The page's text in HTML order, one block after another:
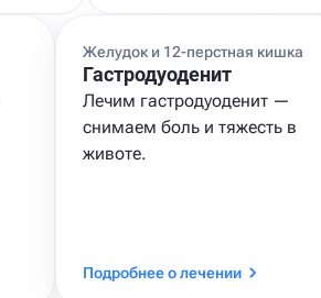
Желудок и 12-перстная кишка
Гастродуоденит
Лечим гастродуоденит —
снимаем боль и тяжесть в
животе.
Подробнее о лечении